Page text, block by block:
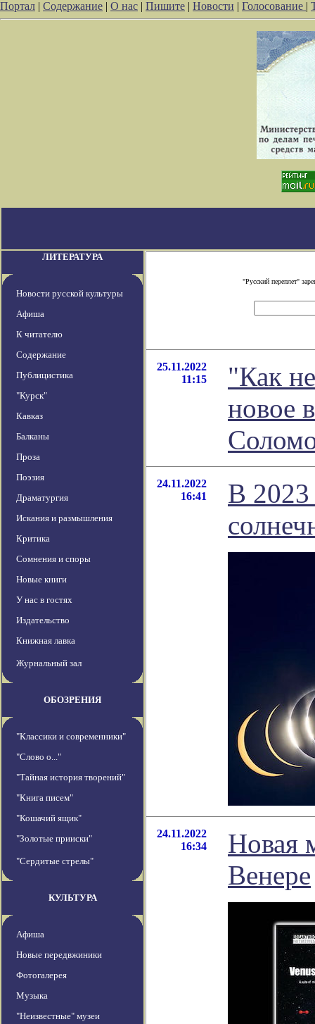
Портал | Содержание | О нас | Пишите | Новости | Голосование |
ЛИТЕРАТУРА
Новости русской культуры
Афиша
К читателю
Содержание
Публицистика
"Курск"
Кавказ
Балканы
Проза
Поэзия
Драматургия
Искания и размышления
Критика
Сомнения и споры
Новые книги
У нас в гостях
Издательство
Книжная лавка
Журнальный зал
ОБОЗРЕНИЯ
"Классики и современники"
"Слово о..."
"Тайная история творений"
"Книга писем"
"Кошачий ящик"
"Золотые прииски"
"Сердитые стрелы"
КУЛЬТУРА
Афиша
Новые передвжиники
Фотогалерея
Музыка
"Неизвестные" музеи
"Русский переплет"
25.11.2022
11:15
"Как
новое
24.11.2022
16:41
В 2023
24.11.2022
16:34
Новая
Венере